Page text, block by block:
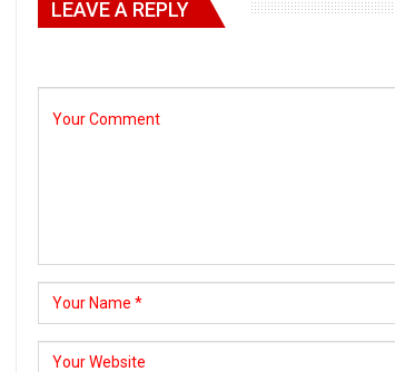
LEAVE A REPLY